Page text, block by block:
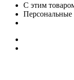
С этим
Персональные